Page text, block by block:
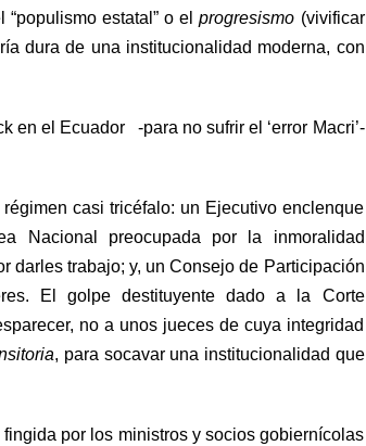
“populismo estatal” o elprogresismo (vivificar
dura de una institucionalidad moderna, con
en el Ecuador -para no sufrir el ‘error Macri’-
casi tricéfalo: un Ejecutivo enclenque
Nacional preocupada por la inmoralidad
darles trabajo; y, un Consejo de Participación
El golpe destituyente dado a la Corte
no a unos jueces de cuya integridad
, para socavar una institucionalidad que
por los ministros y socios gobiernícolas